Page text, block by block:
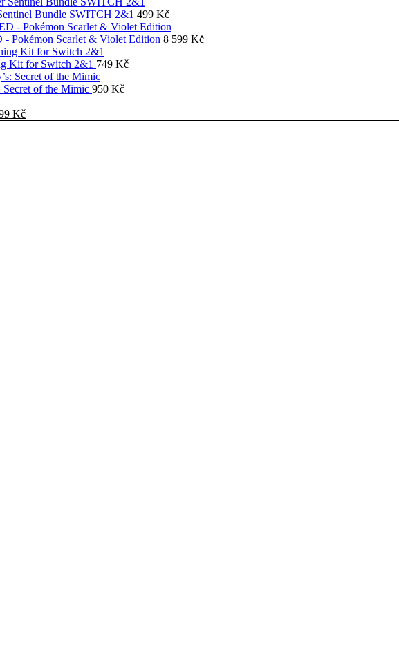
Bundle SWITCH 2&1 499 Kč
Pokémon Scarlet & Violet Edition 8 599 Kč
Kit for Switch 2&1 749 Kč
Secret of the Mimic 950 Kč
KčAktuální